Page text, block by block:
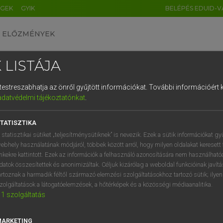
GYIK BELÉPÉS EDUID-
ELŐZMÉNYEK
szótár
VAN ELŐFIZETÉSED?
megtekintéséhez.
LISTÁJA
az önről gyűjtött információkat. További információért
tájékoztatónkat.
statisztikai sütiket „teljesítménysütiknek” is nevezik. Ezek a sütik információkat
használatának módjáról, többek között arról, hogy milyen oldalakat keresett
kattintott. Ezek az információk a felhasználó azonosítására nem
összesítettek és anonimizáltak. Céljuk kizárólag a weboldal funkcióinak
a harmadik féltől származó elemzési szolgáltatásokhoz tartozó sütik;
a látogatóelemzések, a hőtérképek és a közösségi médiaanalitika.
1 szolgáltatás
DE CN FR ES IT NL
1 2 3 4 5 6 7 8 9
q w e r t z u i
a s d f g h j k l é
í y x c v b n m , .